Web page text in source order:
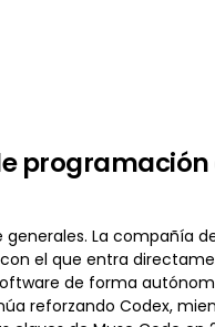
La compañía
el que entra
de forma
reforzando Codex,